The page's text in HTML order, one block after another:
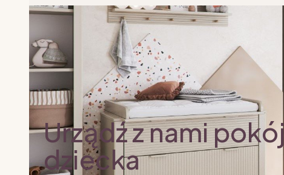
Urządź z nami pokój
dziecka